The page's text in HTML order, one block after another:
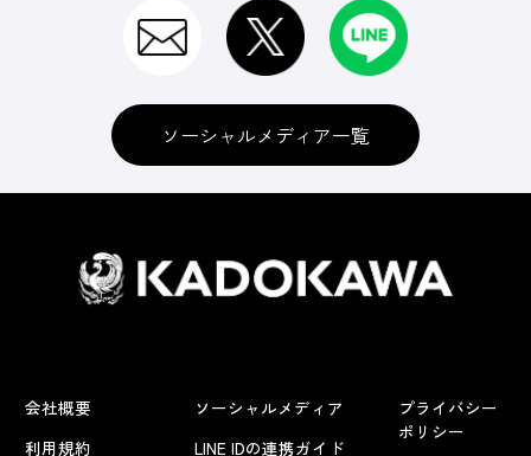
ソーシャルメディア一覧
会社概要
利用規約
ソーシャルメディア
LINE IDの連携ガイド
プライバシー
ポリシー